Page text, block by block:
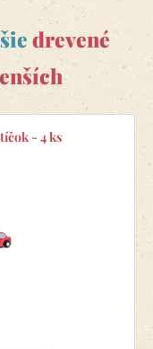
drevené
- 4 ks